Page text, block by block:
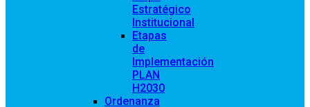
Estratégico
Institucional
Etapas
de
Implementación
PLAN
H2030
Ordenanza